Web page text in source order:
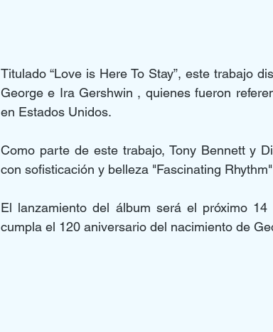
Titulado “Love is Here To Stay”, este trabajo
George e Ira Gershwin , quienes fueron
en Estados Unidos.
Como parte de este trabajo, Tony Bennett y
con sofisticación y belleza "Fascinating
El lanzamiento del álbum será el próximo
cumpla el 120 aniversario del nacimiento de